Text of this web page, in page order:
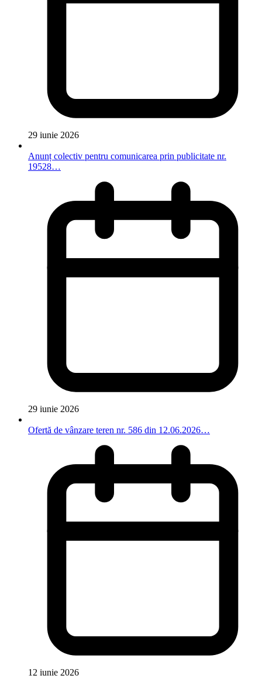
29 iunie 2026
Anunț colectiv pentru comunicarea prin publicitate nr.
19528…
29 iunie 2026
Ofertă de vânzare teren nr. 586 din 12.06.2026…
12 iunie 2026